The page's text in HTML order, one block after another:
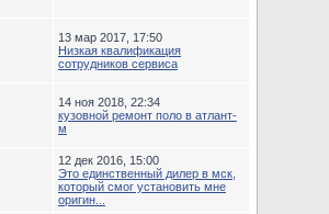
13 мар 2017, 17:50
Низкая квалификация
сотрудников сервиса
14 ноя 2018, 22:34
кузовной ремонт поло в атлант-
м
12 дек 2016, 15:00
Это единственный дилер в мск,
который смог установить мне
оригин...